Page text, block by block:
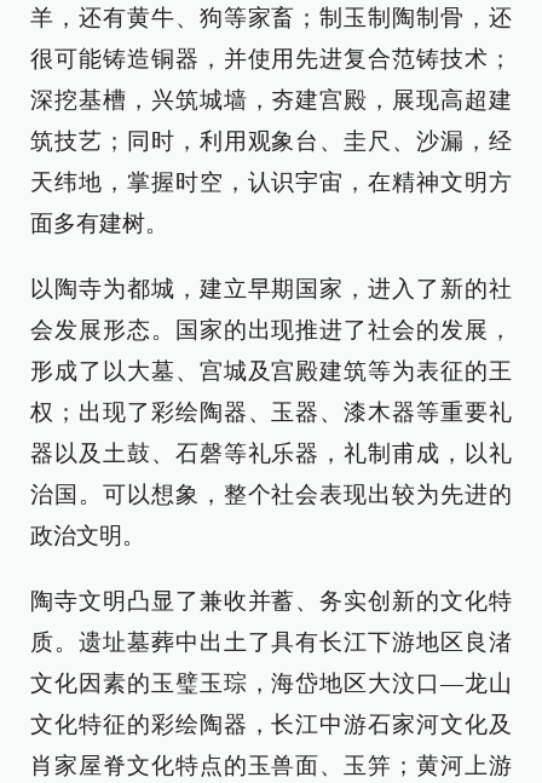
羊，还有黄牛、狗等家畜；制玉制陶制骨，还
很可能铸造铜器，并使用先进复合范铸技术；
深挖基槽，兴筑城墙，夯建宫殿，展现高超建
筑技艺；同时，利用观象台、圭尺、沙漏，经
天纬地，掌握时空，认识宇宙，在精神文明方
面多有建树。
以陶寺为都城，建立早期国家，进入了新的社
会发展形态。国家的出现推进了社会的发展，
形成了以大墓、宫城及宫殿建筑等为表征的王
权；出现了彩绘陶器、玉器、漆木器等重要礼
器以及土鼓、石磬等礼乐器，礼制甫成，以礼
治国。可以想象，整个社会表现出较为先进的
政治文明。
陶寺文明凸显了兼收并蓄、务实创新的文化特
质。遗址墓葬中出土了具有长江下游地区良渚
文化因素的玉璧玉琮，海岱地区大汶口—龙山
文化特征的彩绘陶器，长江中游石家河文化及
肖家屋脊文化特点的玉兽面、玉笄；黄河上游